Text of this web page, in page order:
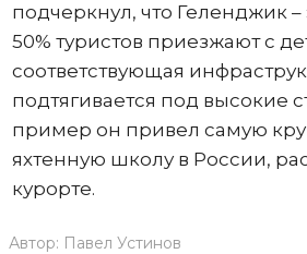
подчеркнул, что Геленджик –
50% туристов приезжают с
соответствующая
подтягивается под высокие
пример он привел самую
яхтенную школу в России,
курорте.
Автор: Павел Устинов